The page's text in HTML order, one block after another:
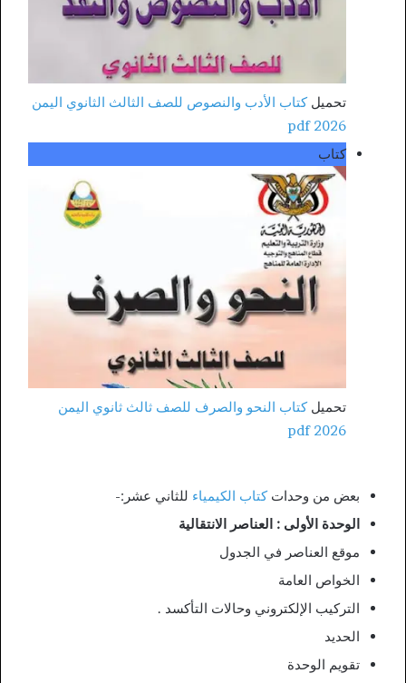
تحميلكتاب الأدب والنصوص للصف الثالث الثانوي اليمن
2026 pdf
كتاب
تحميلكتاب النحو والصرف للصف ثالث ثانوي اليمن
2026 pdf
بعض من وحداتكتاب الكيمياء للثاني عشر:-
الوحدة الأولى : العناصر الانتقالية
موقع العناصر في الجدول
الخواص العامة
التركيب الإلكتروني وحالات التأكسد .
الحديد
تقويم الوحدة